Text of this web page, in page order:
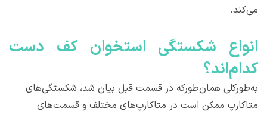
می‌کند.
انواع شکستگی استخوان کف دست
کدام‌اند؟
به‌طورکلی همان‌طورکه در قسمت قبل بیان شد، شکستگی‌های
متاکارپ ممکن است در متاکارپ‌های مختلف و قسمت‌های